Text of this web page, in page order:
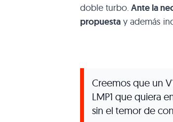
doble turbo. Ante la
propuesta y además
Creemos que un
LMP1 que quiera
sin el temor de